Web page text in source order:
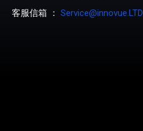
客服信箱 ： Service@innovue.LTD